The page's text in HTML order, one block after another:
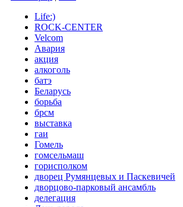
Life:)
ROCK-CENTER
Velcom
Авария
акция
алкоголь
батэ
Беларусь
борьба
брсм
выставка
гаи
Гомель
гомсельмаш
горисполком
дворец Румянцевых и Паскевичей
дворцово-парковый ансамбль
делегация